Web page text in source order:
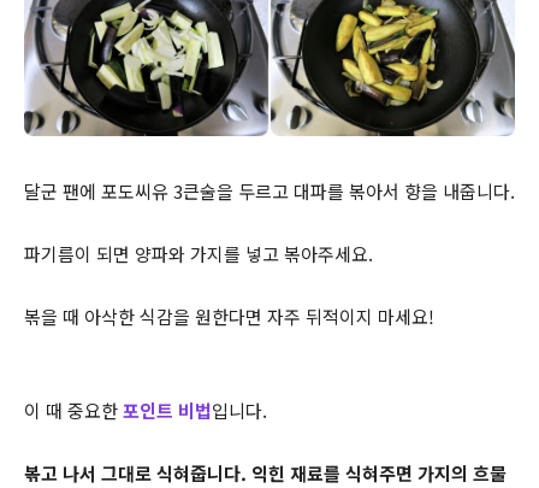
달군 팬에 포도씨유 3큰술을 두르고 대파를 볶아서 향을 내줍니다.
파기름이 되면 양파와 가지를 넣고 볶아주세요.
볶을 때 아삭한 식감을 원한다면 자주 뒤적이지 마세요!
이 때 중요한포인트 비법입니다.
볶고 나서 그대로 식혀줍니다. 익힌 재료를 식혀주면 가지의 흐물